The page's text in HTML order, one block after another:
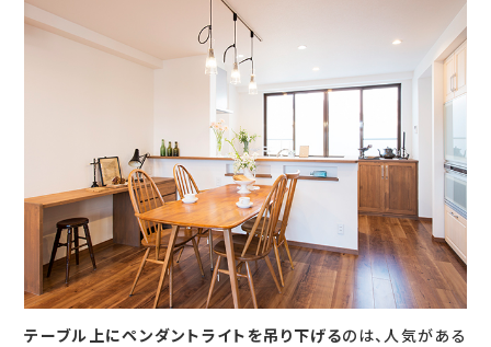
テーブル上にペンダントライトを吊り下げるのは、人気がある